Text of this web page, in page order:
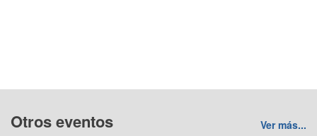
Otros eventos Ver más...